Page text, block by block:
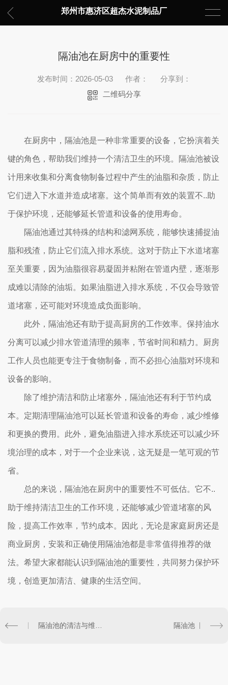
郑州市惠济区超杰水泥制品厂
隔油池在厨房中的重要性
发布时间：2026-05-03 作者：
分享到：
二维码分享
在厨房中，隔油池是一种非常重要的设备，它扮演着关
键的角色，帮助我们维持一个清洁卫生的环境。隔油池被设
计用来收集和分离食物制备过程中产生的油脂和杂质，防止
它们进入下水道并造成堵塞。这个简单而有效的装置不..助
于保护环境，还能够延长管道和设备的使用寿命。
隔油池通过其特殊的结构和滤网系统，能够快速捕捉油
脂和残渣，防止它们流入排水系统。这对于防止下水道堵塞
至关重要，因为油脂很容易凝固并粘附在管道内壁，逐渐形
成难以清除的油垢。如果油脂进入排水系统，不仅会导致管
道堵塞，还可能对环境造成负面影响。
此外，隔油池还有助于提高厨房的工作效率。保持油水
分离可以减少排水管道清理的频率，节省时间和精力。厨房
工作人员也能更专注于食物制备，而不必担心油脂对环境和
设备的影响。
除了维护清洁和防止堵塞外，隔油池还有利于节约成
本。定期清理隔油池可以延长管道和设备的寿命，减少维修
和更换的费用。此外，避免油脂进入排水系统还可以减少环
境治理的成本，对于一个企业来说，这无疑是一笔可观的节
省。
总的来说，隔油池在厨房中的重要性不可低估。它不..
助于维持清洁卫生的工作环境，还能够减少管道堵塞的风
险，提高工作效率，节约成本。因此，无论是家庭厨房还是
商业厨房，安装和正确使用隔油池都是非常值得推荐的做
法。希望大家都能认识到隔油池的重要性，共同努力保护环
境，创造更加清洁、健康的生活空间。
隔油池